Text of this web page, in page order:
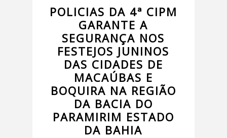
POLICIAS DA 4ª CIPM
GARANTE A
SEGURANÇA NOS
FESTEJOS JUNINOS
DAS CIDADES DE
MACAÚBAS E
BOQUIRA NA REGIÃO
DA BACIA DO
PARAMIRIM ESTADO
DA BAHIA